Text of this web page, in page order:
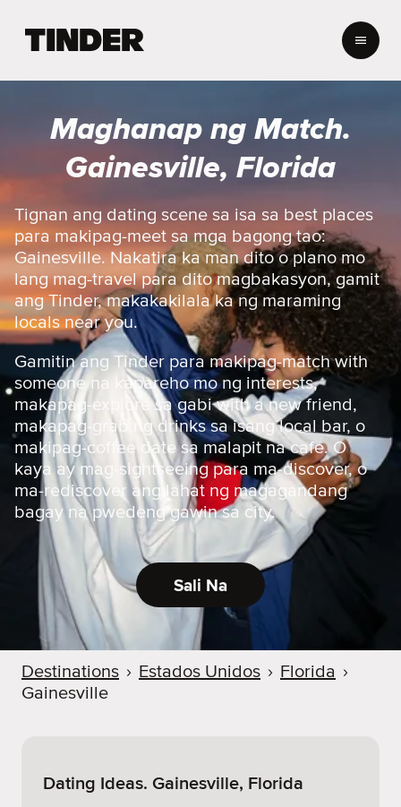
r
o
e
Maghanap ng Match.
Gainesville, Florida
Tignan ang dating scene sa isa sa best places
para makipag-meet sa mga bagong tao:
Gainesville. Nakatira ka man dito o plano mo
lang mag-travel para dito magbakasyon, gamit
ang Tinder, makakakilala ka ng maraming
locals near you.
Gamitin ang Tinder para makipag-match with
someone na kapareho mo ng interests,
makapag-explore sa gabi with a new friend,
makapag-grab ng drinks sa isang local bar, o
makipag-coffee date sa malapit na cafe. O
kaya ay mag-sightseeing para ma-discover, o
ma-rediscover ang lahat ng magagandang
bagay na pwedeng gawin sa city.
Sali Na
Destinations › Estados Unidos › Florida ›
Gainesville
Dating Ideas. Gainesville, Florida